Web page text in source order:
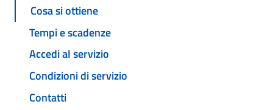
Cosa si ottiene
Tempi e scadenze
Accedi al servizio
Condizioni di servizio
Contatti